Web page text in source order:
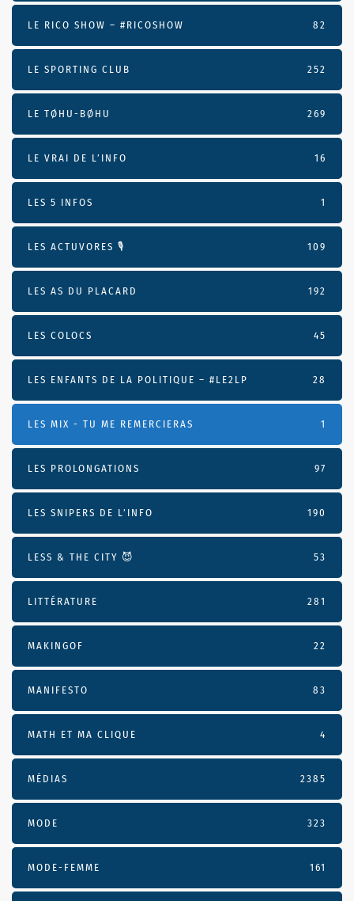
LE RICO SHOW – #RICOSHOW 82
LE SPORTING CLUB 252
LE TØHU-BØHU 269
LE VRAI DE L’INFO 16
LES 5 INFOS 1
LES ACTUVORES 🎙 109
LES AS DU PLACARD 192
LES COLOCS 45
LES ENFANTS DE LA POLITIQUE – #LE2LP 28
LES MIX - TU ME REMERCIERAS 1
LES PROLONGATIONS 97
LES SNIPERS DE L’INFO 190
LESS & THE CITY 😈 53
LITTÉRATURE 281
MAKINGOF 22
MANIFESTO 83
MATH ET MA CLIQUE 4
MÉDIAS 2385
MODE 323
MODE-FEMME 161